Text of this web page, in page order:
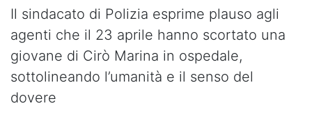
Il sindacato di Polizia esprime plauso agli
agenti che il 23 aprile hanno scortato una
giovane di Cirò Marina in ospedale,
sottolineando l’umanità e il senso del
dovere